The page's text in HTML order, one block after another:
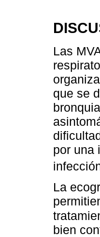
Las
que se
por una
La
bien